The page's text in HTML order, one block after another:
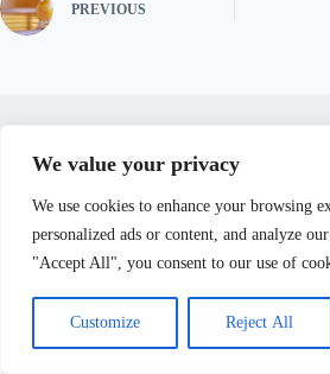
We value your privacy
We use cookies to enhance your browsing
personalized ads or content, and analyze
"Accept All", you consent to our use of
Customize Reject All
PREVIOUS
Related Posts